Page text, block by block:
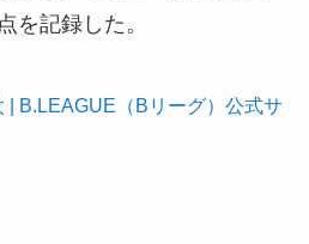
を記録した。
| B.LEAGUE（Bリーグ）公式サ